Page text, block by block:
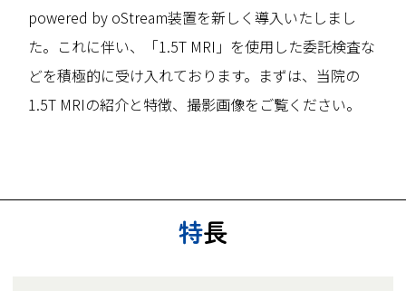
powered by oStream装置を新しく導入いたしまし
た。これに伴い、「1.5T MRI」を使用した委託検査な
どを積極的に受け入れております。まずは、当院の
1.5T MRIの紹介と特徴、撮影画像をご覧ください。
特長